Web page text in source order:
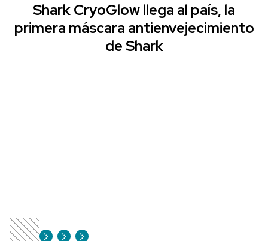
Shark CryoGlow llega al país, la
primera máscara antienvejecimiento
de Shark